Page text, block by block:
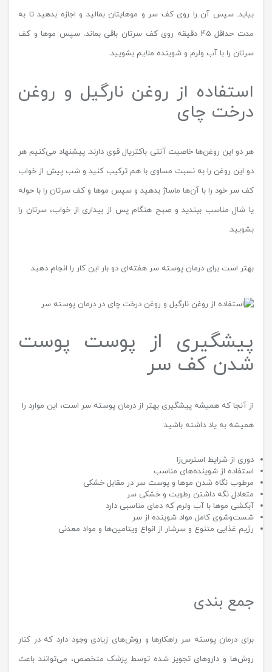
بیاید. سپس آن را روی کف سر و موهایتان بمالید و اجازه بدهید تا به
مدت حداقل 45 دقیقه روی کف سرتان باقی بماند. سپس موها و کف
سرتان را با آب ولرم و شوینده ملایم بشویید.
استفاده از روغن نارگیل و روغن
درخت چای
هر دو این روغن‌ها خاصیت آنتی باکتریال قوی دارند. پیشنهاد می‌کنیم هر
دو این روغن را به نسبت مساوی با هم ترکیب کنید و شب پیش از خواب
کف سر خود را با آن‌ها ماساژ بدهید و سپس موها و کف سرتان را با حوله
یا شال مناسب ببندید و صبح هنگام پس از بیداری از خواب، سرتان را
بشویید.
بهتر است برای درمان پوسته سر هفته‌ای دو بار این کار را انجام دهید.
پیشگیری از پوست پوست
شدن کف سر
از آنجا که همیشه پیشگیری بهتر از درمان پوسته سر است، این موارد را
همیشه به یاد داشته باشید:
دوری از شرایط استرس‌زا
استفاده از شوینده‌های مناسب
مرطوب نگاه شدن موها و پوست سر در مقابل خشکی
متعادل نگه داشتن رطوبت و خشکی سر
آبکشی موها با آب ولرم که دمای مناسبی دارد
شست‌وشوی کامل مواد شوینده از سر
رژیم غذایی متنوع و سرشار از انواع ویتامین‌ها و مواد معدنی
جمع بندی
برای درمان پوسته سر راهکارها و روش‌های زیادی وجود دارد که در کنار
روش‌ها و داروهای تجویز شده توسط پزشک متخصص، می‌توانند باعث